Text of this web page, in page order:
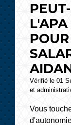
Vérifié le 01
et
Vous